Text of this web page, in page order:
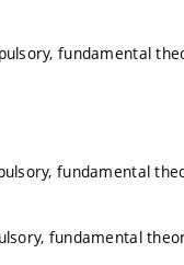
fundamental
fundamental
fundamental